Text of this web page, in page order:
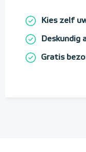
Kies zelf
Deskundig
Gratis